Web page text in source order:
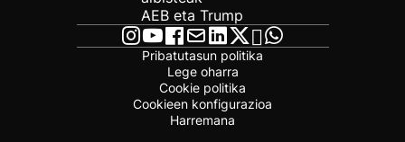
AEB eta Trump
Pribatutasun politika
Lege oharra
Cookie politika
Cookieen konfigurazioa
Harremana